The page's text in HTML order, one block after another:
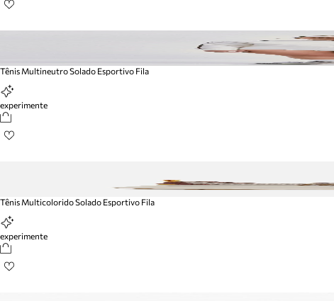
Tênis Multineutro Solado Esportivo Fila
experimente
Tênis Multicolorido Solado Esportivo Fila
experimente